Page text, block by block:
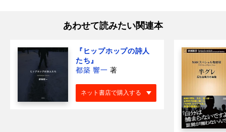
あわせて読みたい関連本
『ヒップホップの詩人
たち』
都築 響一 著
ネット書店で購入する